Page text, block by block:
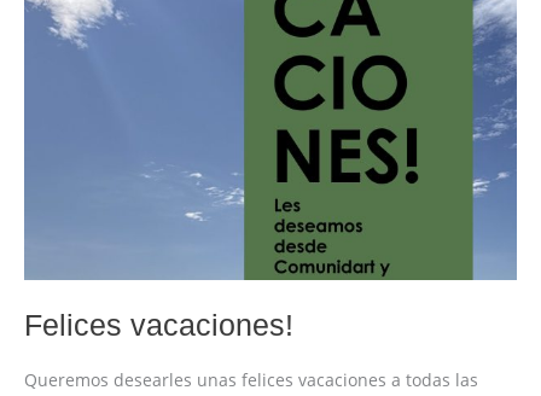
Felices vacaciones!
Queremos desearles unas felices vacaciones a todas las
VACACIONES!